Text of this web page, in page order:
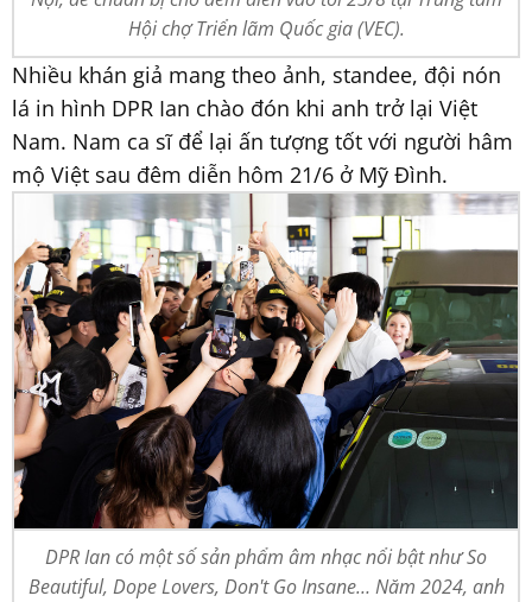
Hội chợ Triển lãm Quốc gia (VEC).
Nhiều khán giả mang theo ảnh, standee, đội nón
lá in hình DPR Ian chào đón khi anh trở lại Việt
Nam. Nam ca sĩ để lại ấn tượng tốt với người hâm
mộ Việt sau đêm diễn hôm 21/6 ở Mỹ Đình.
DPR Ian có một số sản phẩm âm nhạc nổi bật như So
Beautiful, Dope Lovers, Don't Go Insane… Năm 2024, anh